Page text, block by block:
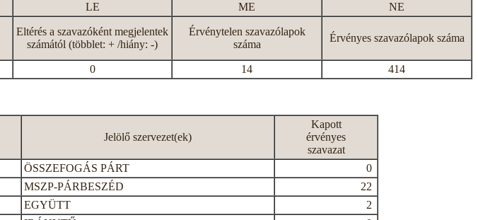
LE ME
NE
Eltérés a szavazóként megjelentek
számától (többlet: + /hiány: -)
Érvénytelen szavazólapok
száma
Érvényes szavazólapok száma
0 14 414
Jelölő szervezet(ek)
Kapott
érvényes
szavazat
ÖSSZEFOGÁS PÁRT
0
MSZP-PÁRBESZÉD
22
EGYÜTT
2